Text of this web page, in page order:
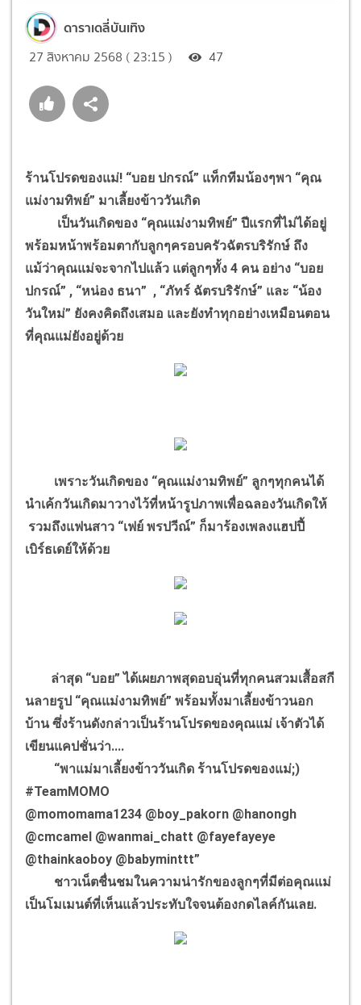
ดาราเดลี่บันเทิง
27 สิงหาคม 2568 ( 23:15 ) 47
ร้านโปรดของแม่! “บอย ปกรณ์” แท็กทีมน้องๆพา “คุณ
แม่งามทิพย์” มาเลี้ยงข้าววันเกิด
เป็นวันเกิดของ “คุณแม่งามทิพย์” ปีแรกที่ไม่ได้อยู่
พร้อมหน้าพร้อมตากับลูกๆครอบครัวฉัตรบริรักษ์ ถึง
แม้ว่าคุณแม่จะจากไปแล้ว แต่ลูกๆทั้ง 4 คน อย่าง “บอย
ปกรณ์” , “หน่อง ธนา” , “ภัทร์ ฉัตรบริรักษ์” และ “น้อง
วันใหม่” ยังคงคิดถึงเสมอ และยังทำทุกอย่างเหมือนตอน
ที่คุณแม่ยังอยู่ด้วย
เพราะวันเกิดของ “คุณแม่งามทิพย์” ลูกๆทุกคนได้
นำเค้กวันเกิดมาวางไว้ที่หน้ารูปภาพเพื่อฉลองวันเกิดให้
รวมถึงแฟนสาว “เฟย์ พรปวีณ์” ก็มาร้องเพลงแฮปปี้
เบิร์ธเดย์ให้ด้วย
ล่าสุด “บอย” ได้เผยภาพสุดอบอุ่นที่ทุกคนสวมเสื้อสกี
นลายรูป “คุณแม่งามทิพย์” พร้อมทั้งมาเลี้ยงข้าวนอก
บ้าน ซึ่งร้านดังกล่าวเป็นร้านโปรดของคุณแม่ เจ้าตัวได้
เขียนแคปชั่นว่า....
“พาแม่มาเลี้ยงข้าววันเกิด ร้านโปรดของแม่;)
#TeamMOMO
@momomama1234 @boy_pakorn @hanongh
@cmcamel @wanmai_chatt @fayefayeye
@thainkaoboy @babyminttt”
ชาวเน็ตชื่นชมในความน่ารักของลูกๆที่มีต่อคุณแม่
เป็นโมเมนต์ที่เห็นแล้วประทับใจจนต้องกดไลค์กันเลย.